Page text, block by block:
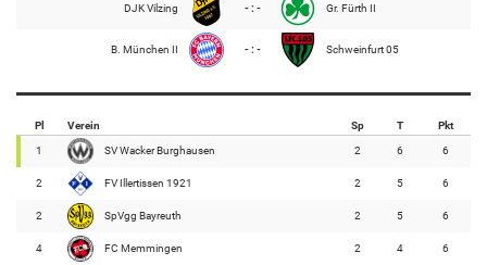
DJK Vilzing - : - Gr. Fürth II
B. München II - : - Schweinfurt 05
Pl Verein Sp T Pkt
1 SV Wacker Burghausen 2 6 6
2 FV Illertissen 1921 2 5 6
2 SpVgg Bayreuth 2 5 6
4 FC Memmingen 2 4 6